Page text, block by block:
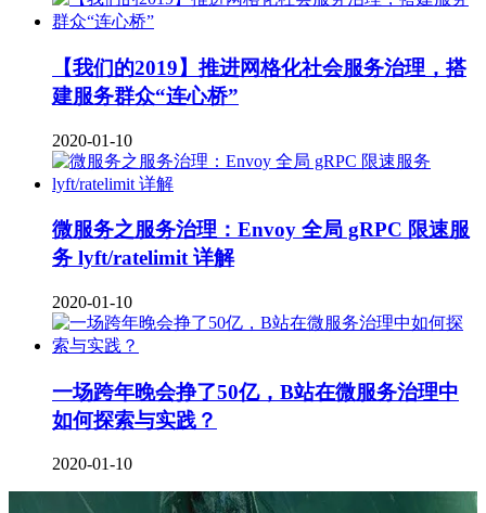
【我们的2019】推进网格化社会服务治理，搭
建服务群众“连心桥”
2020-01-10
微服务之服务治理：Envoy 全局 gRPC 限速服
务 lyft/ratelimit 详解
2020-01-10
一场跨年晚会挣了50亿，B站在微服务治理中
如何探索与实践？
2020-01-10